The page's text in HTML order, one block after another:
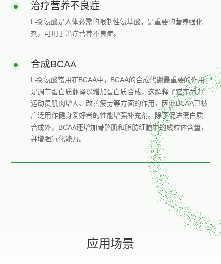
治疗营养不良症
L-缬氨酸是人体必需的限制性氨基酸，是重要的营养强化
剂，可用于治疗营养不良症。
合成BCAA
L-缬氨酸常用在BCAA中，BCAA的合成代谢最重要的作用
是调节蛋白质翻译以增加蛋白质合成，这解释了它在耐力
运动员肌肉增大、改善疲劳等方面的作用，因此BCAA已被
广泛用作健身爱好者的性能增强补充剂。除了促进蛋白质
合成外，BCAA还增加骨骼肌和脂肪细胞中的线粒体含量，
并增强氧化能力。
应用场景